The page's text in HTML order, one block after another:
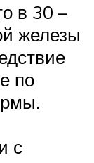
в 30 –
железы
по
с